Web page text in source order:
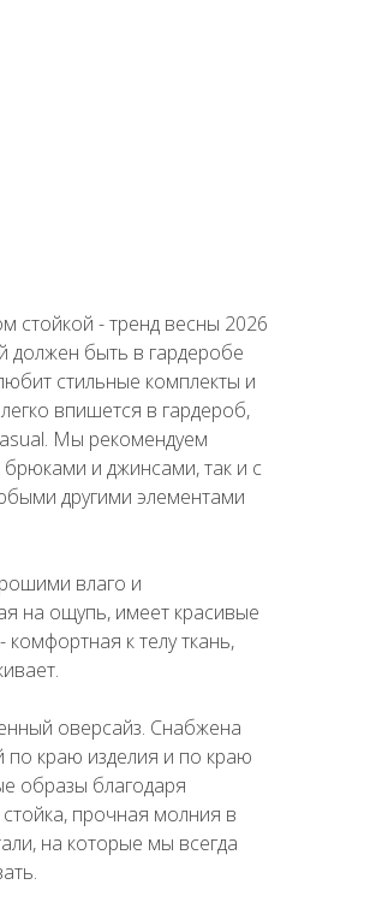
стойкой - тренд весны 2026
должен быть в гардеробе
стильные комплекты и
впишется в гардероб,
Мы рекомендуем
брюками и джинсами, так и с
другими элементами
влаго и
на ощупь, имеет красивые
комфортная к телу ткань,
оверсайз. Снабжена
по краю изделия и по краю
образы благодаря
прочная молния в
на которые мы всегда